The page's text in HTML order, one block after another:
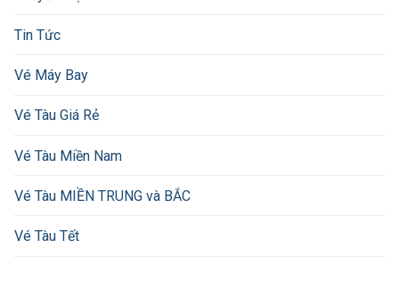
Tin Tức
Vé Máy Bay
Vé Tàu Giá Rẻ
Vé Tàu Miền Nam
Vé Tàu MIỀN TRUNG và BẮC
Vé Tàu Tết